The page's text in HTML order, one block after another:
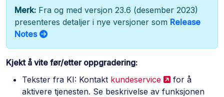
Merk: Fra og med versjon 23.6 (desember 2023)
presenteres detaljer i nye versjoner som Release
Notes
Kjekt å vite før/etter oppgradering:
Tekster fra KI: Kontakt kundeservice
for å
aktivere tjenesten. Se beskrivelse av funksjonen